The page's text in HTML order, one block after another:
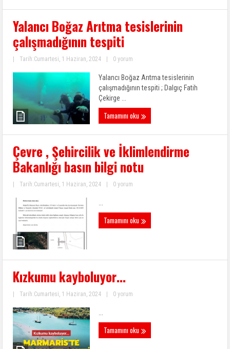
Yalancı Boğaz Arıtma tesislerinin
çalışmadığının tespiti
| Tarih:Cumartesi, 1 Haziran, 2024 | 0 yorum
Yalancı Boğaz Arıtma tesislerinin
çalışmadığının tespiti ; Dalgıç Fatih
Çekirge ...
Tamamını oku
Çevre , Şehircilik ve İklimlendirme
Bakanlığı basın bilgi notu
| Tarih:Cumartesi, 1 Haziran, 2024 | 0 yorum
Tamamını oku
Kızkumu kayboluyor…
| Tarih:Cumartesi, 1 Haziran, 2024 | 0 yorum
Tamamını oku